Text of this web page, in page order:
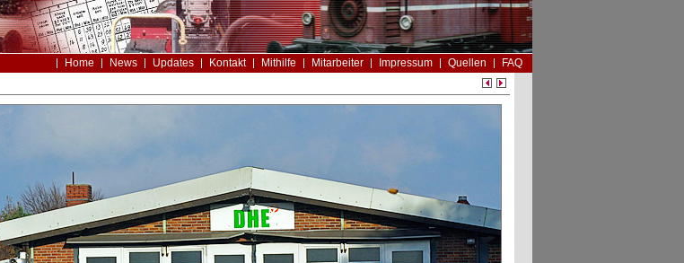
Home News Updates Kontakt Mithilfe Mitarbeiter Impressum Quellen
FAQ